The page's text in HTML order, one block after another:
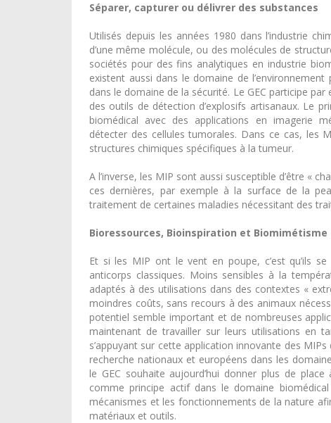
Séparer, capturer ou délivrer des substances
Utilisés depuis les années 1980 dans l’industrie
d’une même molécule, ou des molécules de
sociétés pour des fins analytiques en industrie
existent aussi dans le domaine de
dans le domaine de la sécurité. Le GEC participe
des outils de détection d’explosifs artisanaux. Le
biomédical avec des applications en imagerie
détecter des cellules tumorales. Dans ce cas, les
structures chimiques spécifiques à la tumeur.
A l’inverse, les MIP sont aussi susceptible d’être «
ces dernières, par exemple à la surface de la
traitement de certaines maladies nécessitant des
Bioressources, Bioinspiration et Biomimétisme
Et si les MIP ont le vent en poupe, c’est qu’ils
anticorps classiques. Moins sensibles à la
adaptés à des utilisations dans des contextes «
moindres coûts, sans recours à des animaux
potentiel semble important et de nombreuses
maintenant de travailler sur leurs utilisations en
s’appuyant sur cette application innovante des
recherche nationaux et européens dans les
le GEC souhaite aujourd’hui donner plus de
comme principe actif dans le domaine
mécanismes et les fonctionnements de la nature
matériaux et outils.